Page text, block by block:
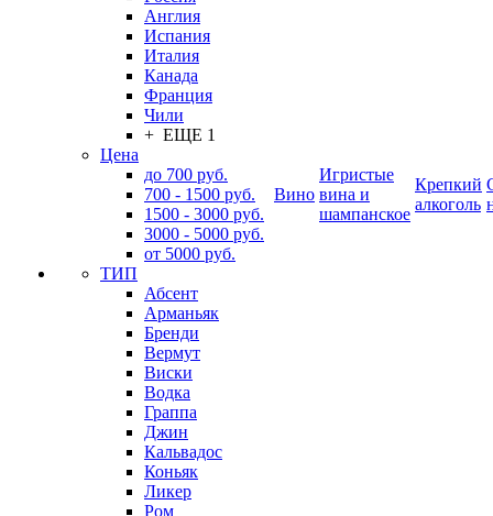
Англия
Испания
Италия
Канада
Франция
Чили
+ ЕЩЕ 1
Цена
до 700 руб.
700 - 1500 руб.
1500 - 3000 руб.
3000 - 5000 руб.
от 5000 руб.
ТИП
Абсент
Арманьяк
Бренди
Вермут
Виски
Водка
Граппа
Джин
Кальвадос
Коньяк
Ликер
Ром
Вино
Игристые
вина и
шампанское
Крепкий
алкоголь